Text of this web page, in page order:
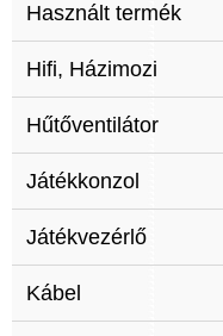
Használt termék
Hifi, Házimozi
Hűtőventilátor
Játékkonzol
Játékvezérlő
Kábel